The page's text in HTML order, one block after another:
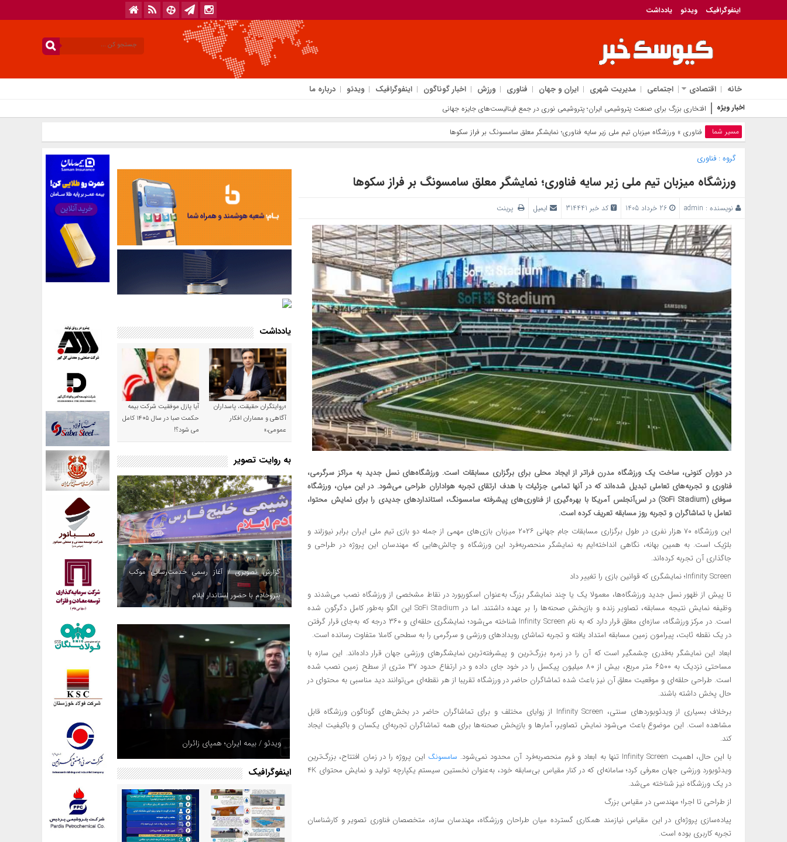
اینفوگرافیک ویدئو یادداشت
خانه اقتصادی اجتماعی مدیریت شهری ایران و جهان فناوری ورزش اخبار گوناگون اینفوگرافیک ویدئو درباره ما
اخبار ویژه افتخاری بزرگ برای صنعت پتروشیمی ایران؛ پتروشیمی نوری در جمع فینالیست‌های جایزه جهانی تعالی WPC Energy 2026 قرار گرف
مسیر شما فناوری » ورزشگاه میزبان تیم ملی زیر سایه فناوری؛ نمایشگر معلق سامسونگ بر فراز سکوها
گروه :فناوری
ورزشگاه میزبان تیم ملی زیر سایه فناوری؛ نمایشگر معلق سامسونگ بر فراز سکوها
نویسنده : admin کد خبر 314441 ایمیل پرینت
در دوران کنونی، ساخت یک ورزشگاه مدرن فراتر از ایجاد محلی برای برگزاری مسابقات است. ورزشگاه‌های نسل جدید به مراکز سرگرمی،
فناوری و تجربه‌های تعاملی تبدیل شده‌اند که در آنها تمامی جزئیات با هدف ارتقای تجربه هواداران طراحی می‌شود. در این میان، ورزشگاه
سوفای (SoFi Stadium) در لس‌آنجلس آمریکا با بهره‌گیری از فناوری‌های پیشرفته سامسونگ، استانداردهای جدیدی را برای نمایش محتوا،
تعامل با تماشاگران و تجربه روز مسابقه تعریف کرده است.
این ورزشگاه ۷۰ هزار نفری در طول برگزاری مسابقات جام‌ جهانی ۲۰۲۶ میزبان بازی‌های مهمی از جمله دو بازی تیم ملی ایران برابر نیوزلند و
بلژیک است. به همین بهانه، نگاهی انداخته‌ایم به نمایشگر منحصربه‌فرد این ورزشگاه و چالش‌هایی که مهندسان این پروژه در طراحی و
جاگذاری آن تجربه کرده‌اند.
Infinity Screen؛ نمایشگری که قوانین بازی را تغییر داد
تا پیش از ظهور نسل جدید ورزشگاه‌ها، معمولا یک یا چند نمایشگر بزرگ به‌عنوان اسکوربورد در نقاط مشخصی از ورزشگاه نصب می‌شدند و
وظیفه نمایش نتیجه مسابقه، تصاویر زنده و بازپخش صحنه‌ها را بر عهده داشتند. اما در SoFi Stadium این الگو به‌طور کامل دگرگون شده
است. در مرکز ورزشگاه، سازه‌ای معلق قرار دارد که به نام Infinity Screen شناخته می‌شود؛ نمایشگری حلقه‌ای و ۳۶۰ درجه که به‌جای قرار گرفتن
در یک نقطه ثابت، پیرامون زمین مسابقه امتداد یافته و تجربه تماشای رویدادهای ورزشی و سرگرمی را به سطحی کاملا متفاوت رسانده است.
ابعاد این نمایشگر به‌قدری چشمگیر است که آن را در زمره بزرگ‌ترین و پیشرفته‌ترین نمایشگرهای ورزشی جهان قرار داده‌اند. این سازه با
مساحتی نزدیک به ۶۵۰۰ متر مربع، بیش از ۸۰ میلیون پیکسل را در خود جای داده و در ارتفاع حدود ۳۷ متری از سطح زمین نصب شده
است. طراحی حلقه‌ای و موقعیت معلق آن نیز باعث شده تماشاگران حاضر در ورزشگاه تقریبا از هر نقطه‌ای می‌توانند دید مناسبی به محتوای در
حال پخش داشته باشند.
برخلاف بسیاری از ویدئوبوردهای سنتی، Infinity Screen از زوایای مختلف و برای تماشاگران حاضر در بخش‌های گوناگون ورزشگاه قابل
مشاهده است. این موضوع باعث می‌شود نمایش تصاویر، آمارها و بازپخش صحنه‌ها برای همه تماشاگران تجربه‌ای یکسان و باکیفیت ایجاد
کند.
با این حال، اهمیت Infinity Screen تنها به ابعاد و فرم منحصربه‌فرد آن محدود نمی‌شود.
سامسونگ این پروژه را در زمان افتتاح، بزرگ‌ترین
ویدئوبورد ورزشی جهان معرفی کرد؛ سامانه‌ای که در کنار مقیاس بی‌سابقه خود، به‌عنوان نخستین سیستم یکپارچه تولید و نمایش محتوای ۴K
در یک ورزشگاه نیز شناخته می‌شد.
از طراحی تا اجرا؛ مهندسی در مقیاس بزرگ
پیاده‌سازی پروژه‌ای در این مقیاس نیازمند همکاری گسترده میان طراحان ورزشگاه، مهندسان سازه، متخصصان فناوری تصویر و کارشناسان
تجربه کاربری بوده است.
یادداشت
«روایتگران حقیقت، پاسداران
آگاهی و معماران افکار
عمومی،»
آیا پازل موفقیت شرکت بیمه
حکمت صبا در سال ۱۴۰۵ کامل
می شود؟!
به روایت تصویر
گزارش تصویری / آغاز رسمی خدمت‌رسانی موکب
پتروخادم با حضور استاندار ایلام
ویدئو / بیمه ایران؛ همپای زائران
اینفوگرافیک